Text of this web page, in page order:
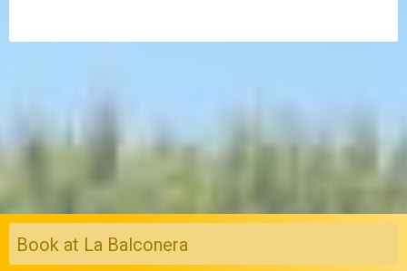
Book at La Balconera